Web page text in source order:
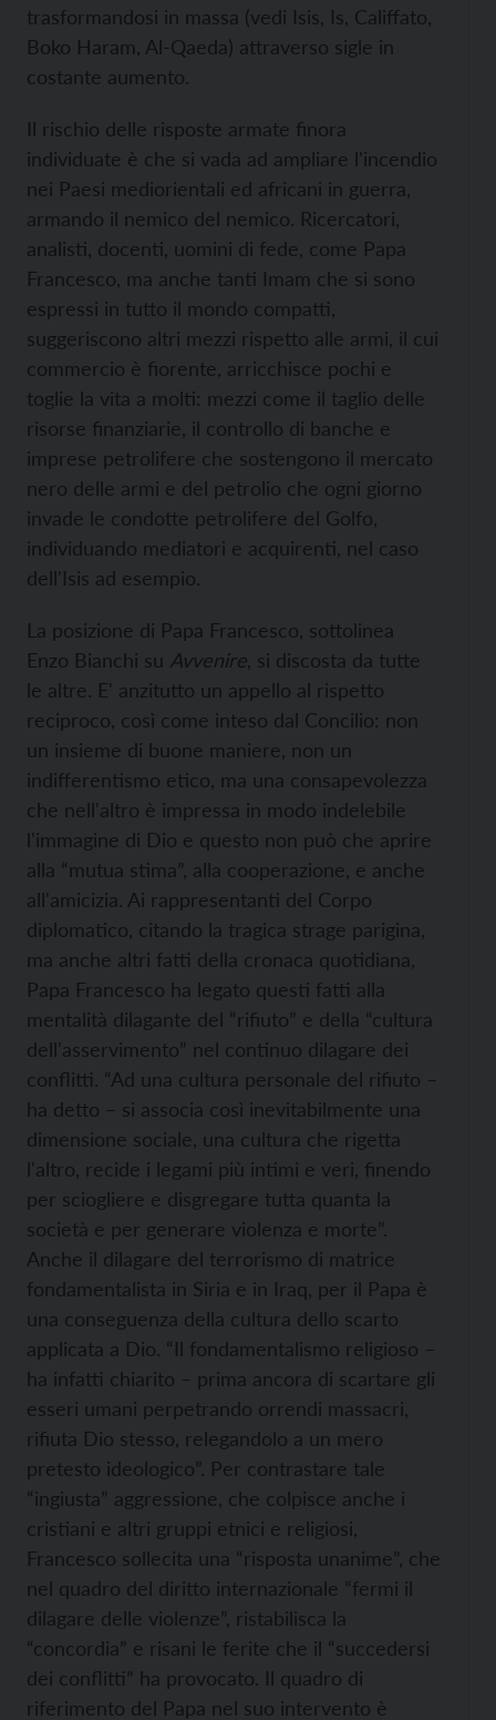
trasformandosi in massa (vedi Isis, Is, Califfato,
Boko Haram, Al-Qaeda) attraverso sigle in
costante aumento.
Il rischio delle risposte armate finora
individuate è che si vada ad ampliare l'incendio
nei Paesi mediorientali ed africani in guerra,
armando il nemico del nemico. Ricercatori,
analisti, docenti, uomini di fede, come Papa
Francesco, ma anche tanti Imam che si sono
espressi in tutto il mondo compatti,
suggeriscono altri mezzi rispetto alle armi, il cui
commercio è fiorente, arricchisce pochi e
toglie la vita a molti: mezzi come il taglio delle
risorse finanziarie, il controllo di banche e
imprese petrolifere che sostengono il mercato
nero delle armi e del petrolio che ogni giorno
invade le condotte petrolifere del Golfo,
individuando mediatori e acquirenti, nel caso
dell'Isis ad esempio.
La posizione di Papa Francesco, sottolinea
Enzo Bianchi su Avvenire , si discosta da tutte
le altre. E' anzitutto un appello al rispetto
reciproco, così come inteso dal Concilio: non
un insieme di buone maniere, non un
indifferentismo etico, ma una consapevolezza
che nell'altro è impressa in modo indelebile
l'immagine di Dio e questo non può che aprire
alla “mutua stima”, alla cooperazione, e anche
all'amicizia. Ai rappresentanti del Corpo
diplomatico, citando la tragica strage parigina,
ma anche altri fatti della cronaca quotidiana,
Papa Francesco ha legato questi fatti alla
mentalità dilagante del “rifiuto” e della “cultura
dell'asservimento” nel continuo dilagare dei
conflitti. “Ad una cultura personale del rifiuto –
ha detto – si associa così inevitabilmente una
dimensione sociale, una cultura che rigetta
l'altro, recide i legami più intimi e veri, finendo
per sciogliere e disgregare tutta quanta la
società e per generare violenza e morte”.
Anche il dilagare del terrorismo di matrice
fondamentalista in Siria e in Iraq, per il Papa è
una conseguenza della cultura dello scarto
applicata a Dio. “Il fondamentalismo religioso –
ha infatti chiarito – prima ancora di scartare gli
esseri umani perpetrando orrendi massacri,
rifiuta Dio stesso, relegandolo a un mero
pretesto ideologico”. Per contrastare tale
“ingiusta” aggressione, che colpisce anche i
cristiani e altri gruppi etnici e religiosi,
Francesco sollecita una “risposta unanime”, che
nel quadro del diritto internazionale “fermi il
dilagare delle violenze”, ristabilisca la
“concordia” e risani le ferite che il “succedersi
dei conflitti” ha provocato. Il quadro di
riferimento del Papa nel suo intervento è